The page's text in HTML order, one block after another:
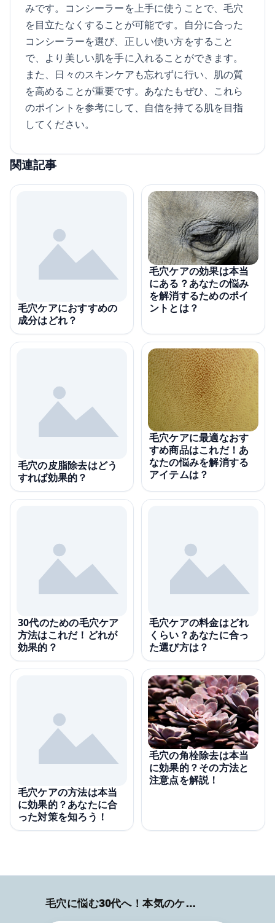
みです。コンシーラーを上手に使うことで、毛穴
を目立たなくすることが可能です。自分に合った
コンシーラーを選び、正しい使い方をすること
で、より美しい肌を手に入れることができます。
また、日々のスキンケアも忘れずに行い、肌の質
を高めることが重要です。あなたもぜひ、これら
のポイントを参考にして、自信を持てる肌を目指
してください。
関連記事
毛穴ケアにおすすめの
成分はどれ？
毛穴ケアの効果は本当
にある？あなたの悩み
を解消するためのポイ
ントとは？
毛穴の皮脂除去はどう
すれば効果的？
毛穴ケアに最適なおす
すめ商品はこれだ！あ
なたの悩みを解消する
アイテムは？
30代のための毛穴ケア
方法はこれだ！どれが
効果的？
毛穴ケアの料金はどれ
くらい？あなたに合っ
た選び方は？
毛穴ケアの方法は本当
に効果的？あなたに合
った対策を知ろう！
毛穴の角栓除去は本当
に効果的？その方法と
注意点を解説！
毛穴に悩む30代へ！本気のケア術特集